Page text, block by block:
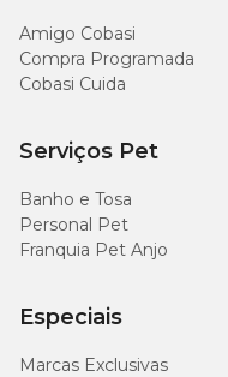
Amigo Cobasi
Compra Programada
Cobasi Cuida
Serviços Pet
Banho e Tosa
Personal Pet
Franquia Pet Anjo
Especiais
Marcas Exclusivas